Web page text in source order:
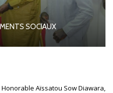
SOCIAUX
Honorable Aïssatou Sow Diawara,